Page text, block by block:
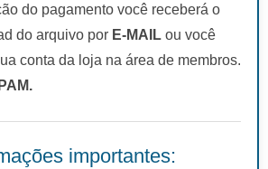
do pagamento você receberá o
do arquivo por E-MAIL ou você
conta da loja na área de membros.
importantes: